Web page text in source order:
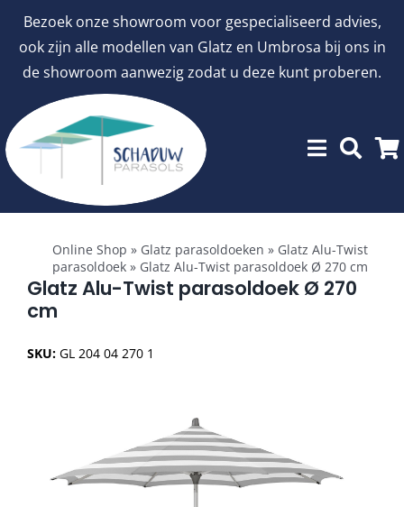
Bezoek onze showroom voor gespecialiseerd advies,
ook zijn alle modellen van Glatz en Umbrosa bij ons in
de showroom aanwezig zodat u deze kunt proberen.
inhoud
Toggle
aanbiedingen
Horeca parasols
Online Shop » Glatz parasoldoeken » Glatz Alu-Twist
parasoldoek » Glatz Alu-Twist parasoldoek Ø 270 cm
Glatz Alu-Twist parasoldoek Ø 270
cm
SKU: GL 204 04 270 1